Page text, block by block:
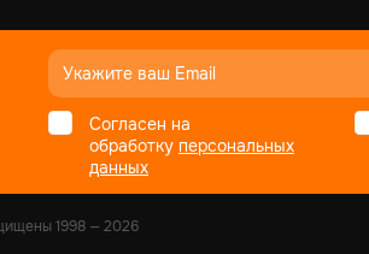
Согласен на
обработку персональных
данных
1998 — 2026